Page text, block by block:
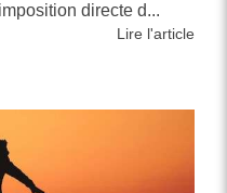
directe d...
Lire l'article